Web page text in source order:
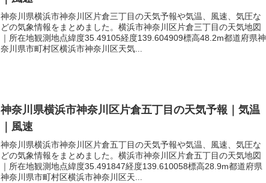
神奈川県横浜市神奈川区片倉三丁目の天気予報や気温、風速、気圧な
どの気象情報をまとめました。横浜市神奈川区片倉三丁目の天気地図
｜所在地観測地点緯度35.49105経度139.604909標高48.2m都道府県神
奈川県市町村区横浜市神奈川区天気...
神奈川県横浜市神奈川区片倉五丁目の天気予報｜気温
｜風速
神奈川県横浜市神奈川区片倉五丁目の天気予報や気温、風速、気圧な
どの気象情報をまとめました。横浜市神奈川区片倉五丁目の天気地図
｜所在地観測地点緯度35.491847経度139.610058標高28.9m都道府県
神奈川県市町村区横浜市神奈川区天...